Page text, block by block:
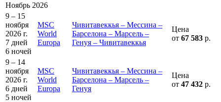
Ноябрь 2026
9 – 15
ноября
2026 г.
7 дней
6 ночей
MSC
World
Europa
Чивитавеккья – Мессина –
Барселона – Марсель –
Генуя – Чивитавеккья
Цена
от 67 583 р.
9 – 14
ноября
2026 г.
6 дней
5 ночей
MSC
World
Europa
Чивитавеккья – Мессина –
Барселона – Марсель –
Генуя
Цена
от 47 432 р.